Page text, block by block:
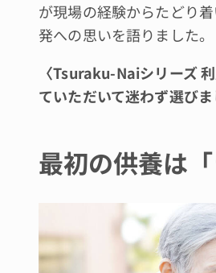
が現場の経験からたどり
発への思いを語りました。
〈Tsuraku-Naiシリーズ
ていただいて迷わず選び
最初の供養は